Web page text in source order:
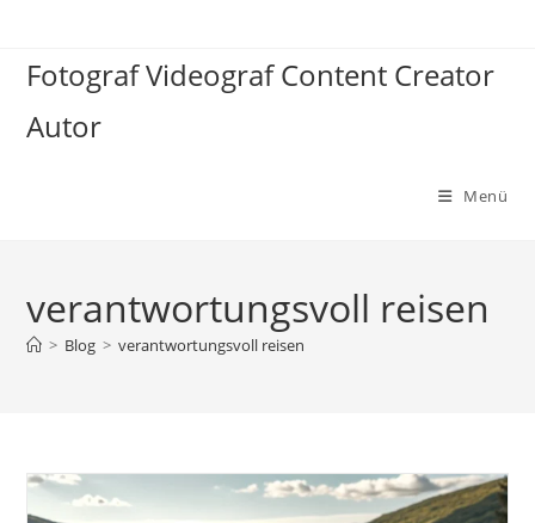
springen
Fotograf Videograf Content Creator
Autor
Menü
verantwortungsvoll reisen
> Blog > verantwortungsvoll reisen